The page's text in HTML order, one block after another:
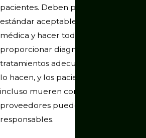
pacientes. Deben proporcionar un
estándar aceptable de atención
médica y hacer todo lo posible para
proporcionar diagnósticos y
tratamientos adecuados. Cuando no
lo hacen, y los pacientes se lesionan o
incluso mueren como resultado, estos
proveedores pueden ser legalmente
responsables.